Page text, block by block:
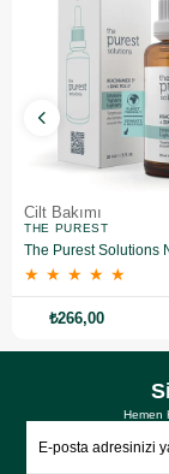
Cilt Bakımı
THE PUREST
★ ★ ★ ★ ★
₺266,00
Hemen